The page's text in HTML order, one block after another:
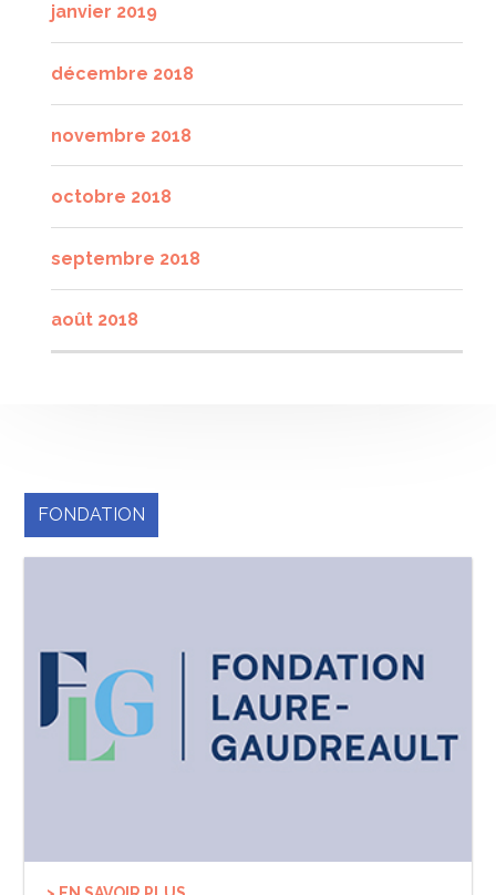
janvier 2019
décembre 2018
novembre 2018
octobre 2018
septembre 2018
août 2018
FONDATION